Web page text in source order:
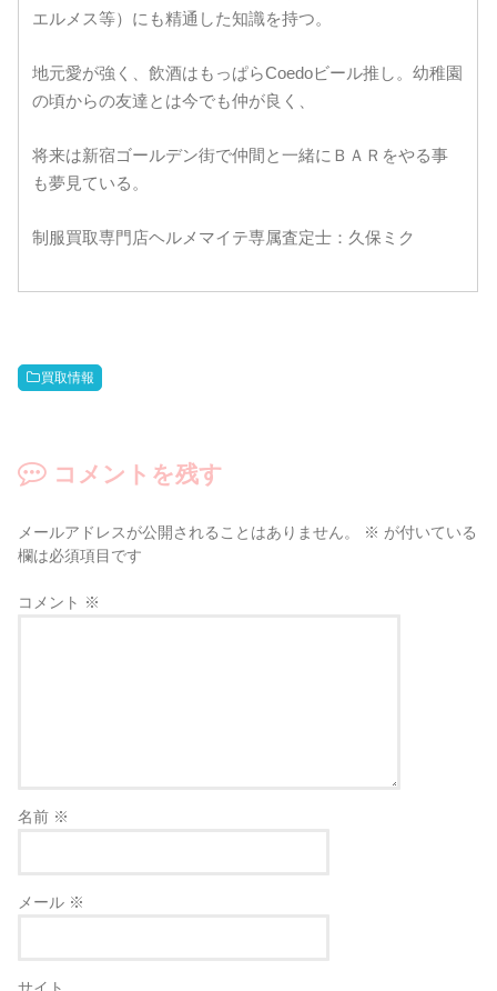
エルメス等）にも精通した知識を持つ。
地元愛が強く、飲酒はもっぱらCoedoビール推し。幼稚園
の頃からの友達とは今でも仲が良く、
将来は新宿ゴールデン街で仲間と一緒にＢＡＲをやる事
も夢見ている。
制服買取専門店ヘルメマイテ専属査定士：久保ミク
買取情報
コメントを残す
メールアドレスが公開されることはありません。 ※ が付いている
欄は必須項目です
コメント ※
名前 ※
メール ※